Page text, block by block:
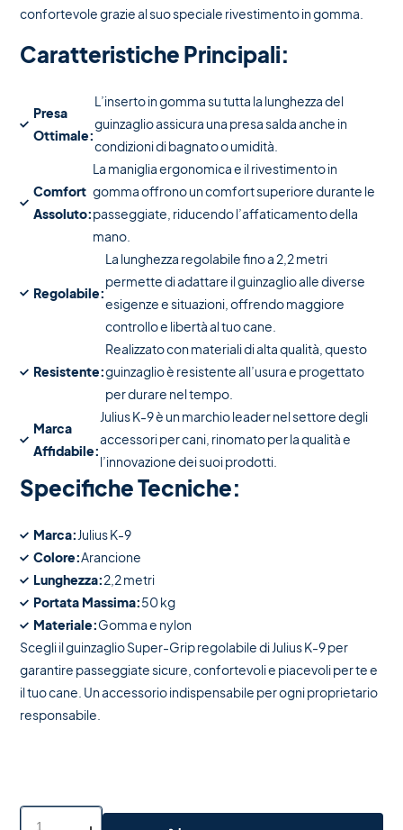
confortevole grazie al suo speciale rivestimento in gomma.
Caratteristiche Principali:
Presa
Ottimale:
L’inserto in gomma su tutta la lunghezza del
guinzaglio assicura una presa salda anche in
condizioni di bagnato o umidità.
Comfort
Assoluto:
La maniglia ergonomica e il rivestimento in
gomma offrono un comfort superiore durante le
passeggiate, riducendo l’affaticamento della
mano.
Regolabile:
La lunghezza regolabile fino a 2,2 metri
permette di adattare il guinzaglio alle diverse
esigenze e situazioni, offrendo maggiore
controllo e libertà al tuo cane.
Resistente:
Realizzato con materiali di alta qualità, questo
guinzaglio è resistente all’usura e progettato
per durare nel tempo.
Marca
Affidabile:
Julius K-9 è un marchio leader nel settore degli
accessori per cani, rinomato per la qualità e
l’innovazione dei suoi prodotti.
Specifiche Tecniche:
Marca:Julius K-9
Colore:Arancione
Lunghezza:2,2 metri
Portata Massima:50 kg
Materiale:Gomma e nylon
Scegli il guinzaglio Super-Grip regolabile di Julius K-9 per
garantire passeggiate sicure, confortevoli e piacevoli per te e
il tuo cane. Un accessorio indispensabile per ogni proprietario
responsabile.